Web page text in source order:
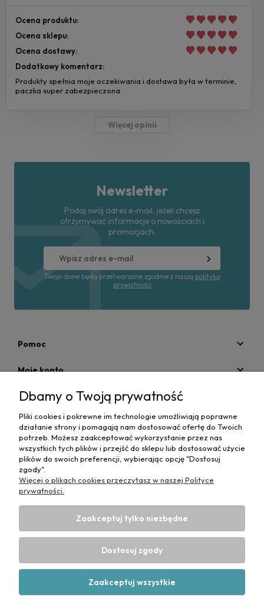
Ocena produktu:
Ocena sklepu:
Ocena dostawy:
Dodatkowy komentarz:
Produkty spełnia moje oczekiwania i dostawa była w terminie,
paczka super zabezpieczona.
Więcej opinii
Newsletter
Podaj swój adres e-mail, jeżeli chcesz
otrzymywać informacje o nowościach i
promocjach.
Twoje dane będą przetwarzane zgodnie z naszą polityką
prywatności
Pomoc
Moje konto
Płatności i dostawa
Informacje
O nas
Projekt i wykonanie:Ecommercy.pl
DANE DO PRZELEWU TRADYCYJNEGO
43-516 ZABRZEG
Dbamy o Twoją prywatność
Pliki cookies i pokrewne im technologie umożliwiają poprawne
działanie strony i pomagają nam dostosować ofertę do Twoich
potrzeb. Możesz zaakceptować wykorzystanie przez nas
wszystkich tych plików i przejść do sklepu lub dostosować użycie
plików do swoich preferencji, wybierając opcję "Dostosuj
zgody".
Więcej o plikach cookies przeczytasz w naszej Polityce
prywatności.
Zaakceptuj tylko niezbędne
Dostosuj zgody
Zaakceptuj wszystkie